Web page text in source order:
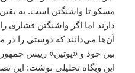
مسکو تا واشنگتن است. به یقین
دارند اما اگر واشنگتن فشاری
آن‌ها می‌دانند که دوستی را در
بین خود و «پوتین» رییس
این وبگاه تحلیلی نوشت: این